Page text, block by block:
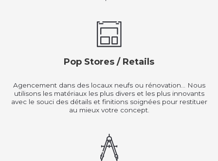
Pop Stores / Retails
Agencement dans des locaux neufs ou rénovation… Nous
utilisons les matériaux les plus divers et les plus innovants
avec le souci des détails et finitions soignées pour restituer
au mieux votre concept.